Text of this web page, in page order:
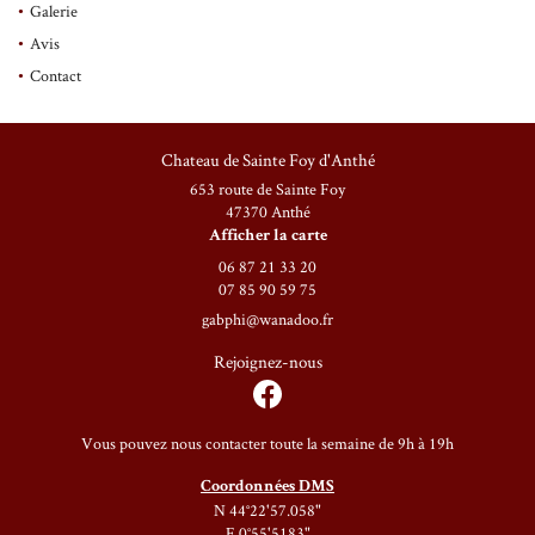
Restez
Inscription
Galerie
Avis
Contact
Chateau de Sainte Foy d'Anthé
653 route de Sainte Foy
47370 Anthé
Afficher la carte
06 87 21 33 20
07 85 90 59 75
Rejoignez-nous
Vous pouvez nous contacter toute la semaine de 9h à 19h
Coordonnées DMS
N 44°22'57.058"